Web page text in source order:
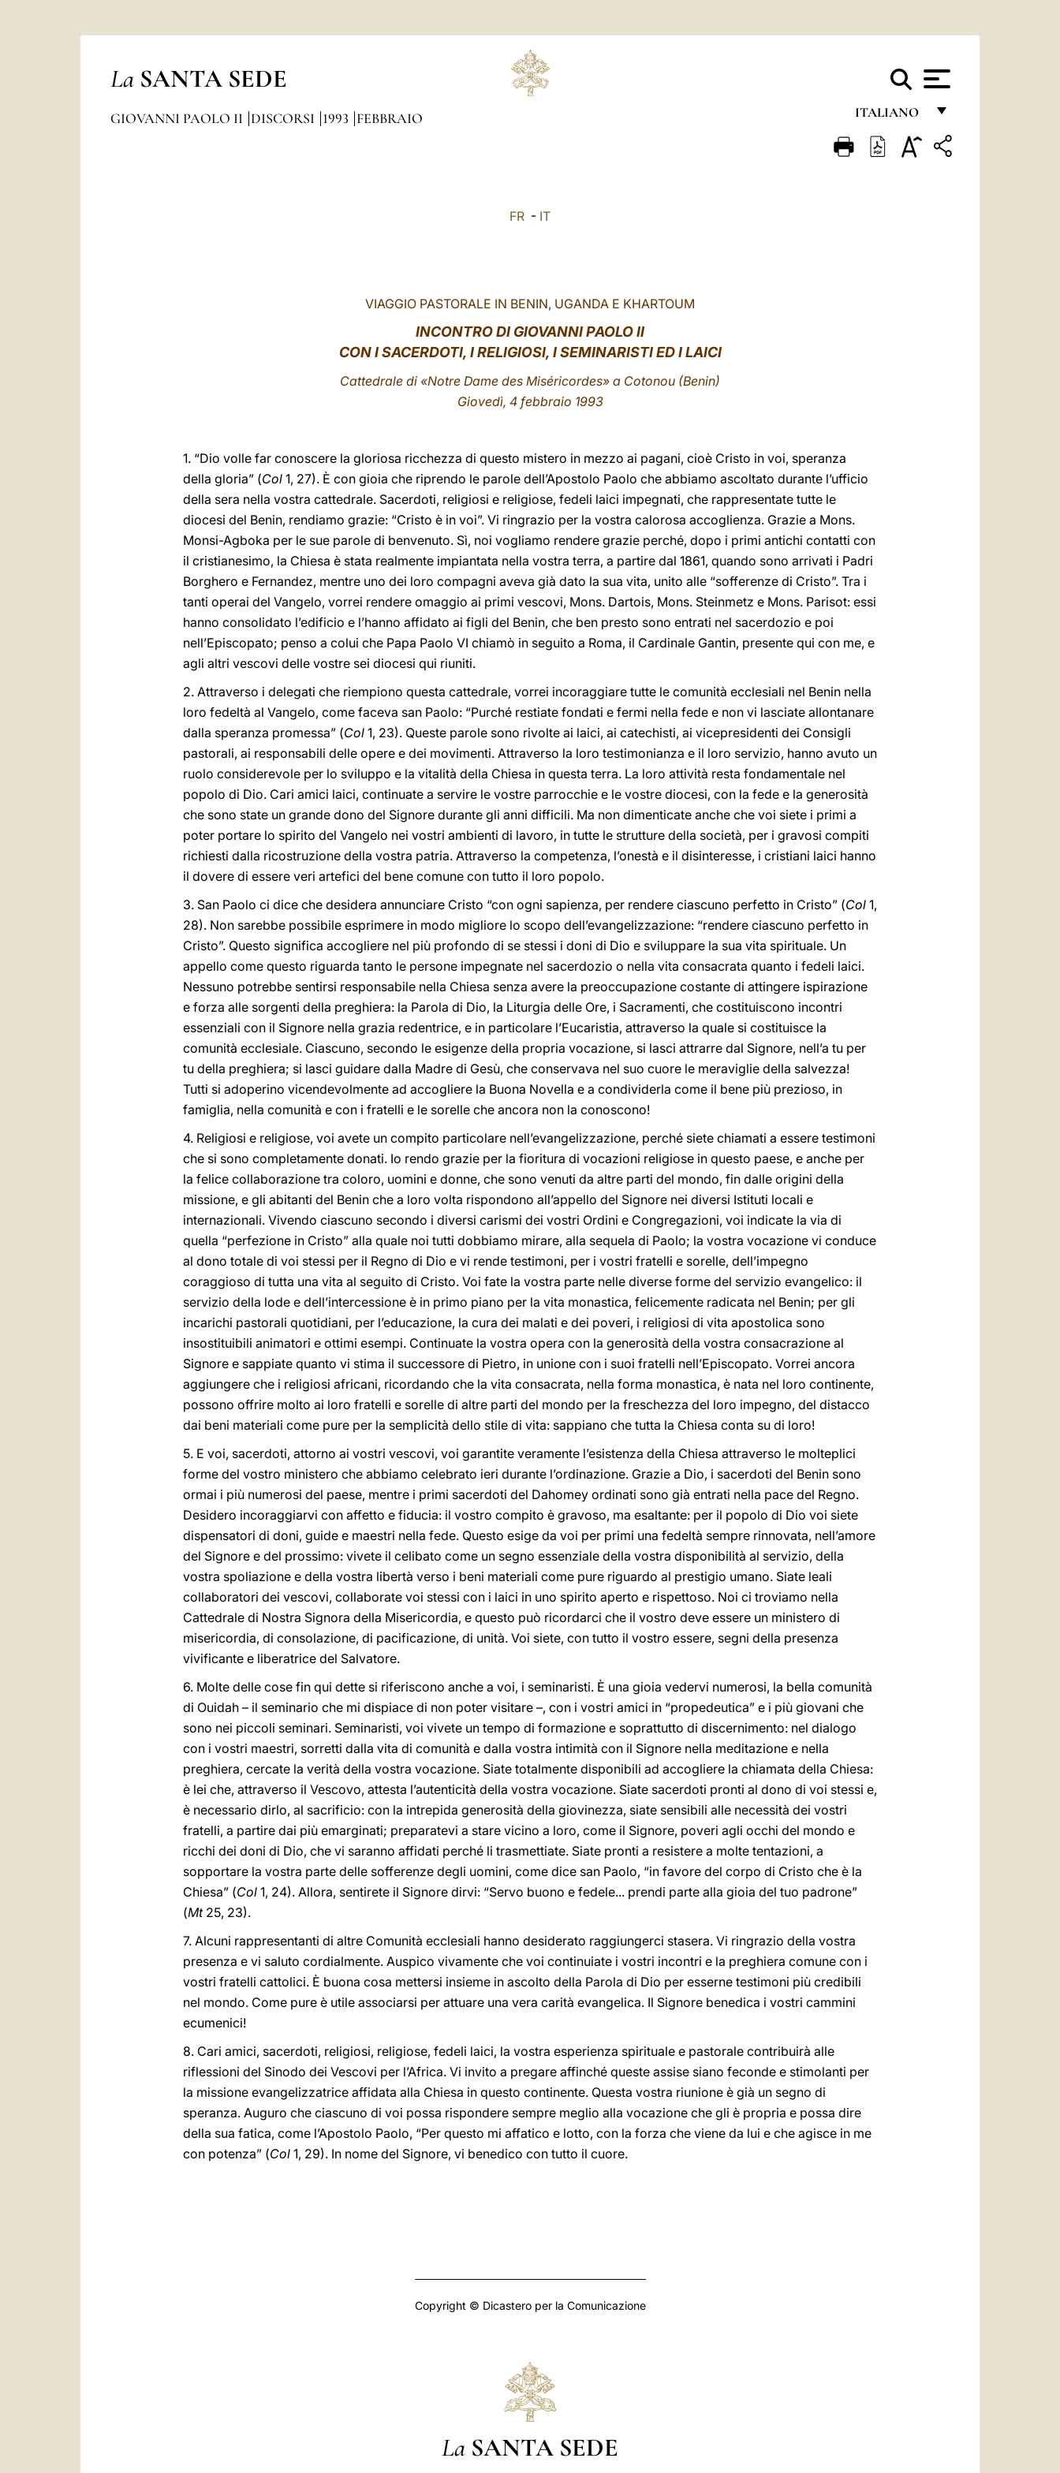
La SANTA SEDE
ITALIANO
FRANÇAIS
GIOVANNI PAOLO II DISCORSI 1993 FEBBRAIO
FR - IT
VIAGGIO PASTORALE IN BENIN, UGANDA E KHARTOUM
INCONTRO DI GIOVANNI PAOLO II
CON I SACERDOTI, I RELIGIOSI, I SEMINARISTI ED I LAICI
Cattedrale di «Notre Dame des Miséricordes» a Cotonou (Benin)
Giovedì, 4 febbraio 1993
1. “Dio volle far conoscere la gloriosa ricchezza di questo mistero in mezzo ai pagani, cioè Cristo in voi, speranza
della gloria” (Col 1, 27). È con gioia che riprendo le parole dell’Apostolo Paolo che abbiamo ascoltato durante l’ufficio
della sera nella vostra cattedrale. Sacerdoti, religiosi e religiose, fedeli laici impegnati, che rappresentate tutte le
diocesi del Benin, rendiamo grazie: “Cristo è in voi”. Vi ringrazio per la vostra calorosa accoglienza. Grazie a Mons.
Monsi-Agboka per le sue parole di benvenuto. Sì, noi vogliamo rendere grazie perché, dopo i primi antichi contatti con
il cristianesimo, la Chiesa è stata realmente impiantata nella vostra terra, a partire dal 1861, quando sono arrivati i Padri
Borghero e Fernandez, mentre uno dei loro compagni aveva già dato la sua vita, unito alle “sofferenze di Cristo”. Tra i
tanti operai del Vangelo, vorrei rendere omaggio ai primi vescovi, Mons. Dartois, Mons. Steinmetz e Mons. Parisot: essi
hanno consolidato l’edificio e l’hanno affidato ai figli del Benin, che ben presto sono entrati nel sacerdozio e poi
nell’Episcopato; penso a colui che Papa Paolo VI chiamò in seguito a Roma, il Cardinale Gantin, presente qui con me, e
agli altri vescovi delle vostre sei diocesi qui riuniti.
2. Attraverso i delegati che riempiono questa cattedrale, vorrei incoraggiare tutte le comunità ecclesiali nel Benin nella
loro fedeltà al Vangelo, come faceva san Paolo: “Purché restiate fondati e fermi nella fede e non vi lasciate allontanare
dalla speranza promessa” (Col 1, 23). Queste parole sono rivolte ai laici, ai catechisti, ai vicepresidenti dei Consigli
pastorali, ai responsabili delle opere e dei movimenti. Attraverso la loro testimonianza e il loro servizio, hanno avuto un
ruolo considerevole per lo sviluppo e la vitalità della Chiesa in questa terra. La loro attività resta fondamentale nel
popolo di Dio. Cari amici laici, continuate a servire le vostre parrocchie e le vostre diocesi, con la fede e la generosità
che sono state un grande dono del Signore durante gli anni difficili. Ma non dimenticate anche che voi siete i primi a
poter portare lo spirito del Vangelo nei vostri ambienti di lavoro, in tutte le strutture della società, per i gravosi compiti
richiesti dalla ricostruzione della vostra patria. Attraverso la competenza, l’onestà e il disinteresse, i cristiani laici hanno
il dovere di essere veri artefici del bene comune con tutto il loro popolo.
3. San Paolo ci dice che desidera annunciare Cristo “con ogni sapienza, per rendere ciascuno perfetto in Cristo” (Col 1,
28). Non sarebbe possibile esprimere in modo migliore lo scopo dell’evangelizzazione: “rendere ciascuno perfetto in
Cristo”. Questo significa accogliere nel più profondo di se stessi i doni di Dio e sviluppare la sua vita spirituale. Un
appello come questo riguarda tanto le persone impegnate nel sacerdozio o nella vita consacrata quanto i fedeli laici.
Nessuno potrebbe sentirsi responsabile nella Chiesa senza avere la preoccupazione costante di attingere ispirazione
e forza alle sorgenti della preghiera: la Parola di Dio, la Liturgia delle Ore, i Sacramenti, che costituiscono incontri
essenziali con il Signore nella grazia redentrice, e in particolare l’Eucaristia, attraverso la quale si costituisce la
comunità ecclesiale. Ciascuno, secondo le esigenze della propria vocazione, si lasci attrarre dal Signore, nell’a tu per
tu della preghiera; si lasci guidare dalla Madre di Gesù, che conservava nel suo cuore le meraviglie della salvezza!
Tutti si adoperino vicendevolmente ad accogliere la Buona Novella e a condividerla come il bene più prezioso, in
famiglia, nella comunità e con i fratelli e le sorelle che ancora non la conoscono!
4. Religiosi e religiose, voi avete un compito particolare nell’evangelizzazione, perché siete chiamati a essere testimoni
che si sono completamente donati. Io rendo grazie per la fioritura di vocazioni religiose in questo paese, e anche per
la felice collaborazione tra coloro, uomini e donne, che sono venuti da altre parti del mondo, fin dalle origini della
missione, e gli abitanti del Benin che a loro volta rispondono all’appello del Signore nei diversi Istituti locali e
internazionali. Vivendo ciascuno secondo i diversi carismi dei vostri Ordini e Congregazioni, voi indicate la via di
quella “perfezione in Cristo” alla quale noi tutti dobbiamo mirare, alla sequela di Paolo; la vostra vocazione vi conduce
al dono totale di voi stessi per il Regno di Dio e vi rende testimoni, per i vostri fratelli e sorelle, dell’impegno
coraggioso di tutta una vita al seguito di Cristo. Voi fate la vostra parte nelle diverse forme del servizio evangelico: il
servizio della lode e dell’intercessione è in primo piano per la vita monastica, felicemente radicata nel Benin; per gli
incarichi pastorali quotidiani, per l’educazione, la cura dei malati e dei poveri, i religiosi di vita apostolica sono
insostituibili animatori e ottimi esempi. Continuate la vostra opera con la generosità della vostra consacrazione al
Signore e sappiate quanto vi stima il successore di Pietro, in unione con i suoi fratelli nell’Episcopato. Vorrei ancora
aggiungere che i religiosi africani, ricordando che la vita consacrata, nella forma monastica, è nata nel loro continente,
possono offrire molto ai loro fratelli e sorelle di altre parti del mondo per la freschezza del loro impegno, del distacco
dai beni materiali come pure per la semplicità dello stile di vita: sappiano che tutta la Chiesa conta su di loro!
5. E voi, sacerdoti, attorno ai vostri vescovi, voi garantite veramente l’esistenza della Chiesa attraverso le molteplici
forme del vostro ministero che abbiamo celebrato ieri durante l’ordinazione. Grazie a Dio, i sacerdoti del Benin sono
ormai i più numerosi del paese, mentre i primi sacerdoti del Dahomey ordinati sono già entrati nella pace del Regno.
Desidero incoraggiarvi con affetto e fiducia: il vostro compito è gravoso, ma esaltante: per il popolo di Dio voi siete
dispensatori di doni, guide e maestri nella fede. Questo esige da voi per primi una fedeltà sempre rinnovata, nell’amore
del Signore e del prossimo: vivete il celibato come un segno essenziale della vostra disponibilità al servizio, della
vostra spoliazione e della vostra libertà verso i beni materiali come pure riguardo al prestigio umano. Siate leali
collaboratori dei vescovi, collaborate voi stessi con i laici in uno spirito aperto e rispettoso. Noi ci troviamo nella
Cattedrale di Nostra Signora della Misericordia, e questo può ricordarci che il vostro deve essere un ministero di
misericordia, di consolazione, di pacificazione, di unità. Voi siete, con tutto il vostro essere, segni della presenza
vivificante e liberatrice del Salvatore.
6. Molte delle cose fin qui dette si riferiscono anche a voi, i seminaristi. È una gioia vedervi numerosi, la bella comunità
di Ouidah – il seminario che mi dispiace di non poter visitare –, con i vostri amici in “propedeutica” e i più giovani che
sono nei piccoli seminari. Seminaristi, voi vivete un tempo di formazione e soprattutto di discernimento: nel dialogo
con i vostri maestri, sorretti dalla vita di comunità e dalla vostra intimità con il Signore nella meditazione e nella
preghiera, cercate la verità della vostra vocazione. Siate totalmente disponibili ad accogliere la chiamata della Chiesa:
è lei che, attraverso il Vescovo, attesta l’autenticità della vostra vocazione. Siate sacerdoti pronti al dono di voi stessi e,
è necessario dirlo, al sacrificio: con la intrepida generosità della giovinezza, siate sensibili alle necessità dei vostri
fratelli, a partire dai più emarginati; preparatevi a stare vicino a loro, come il Signore, poveri agli occhi del mondo e
ricchi dei doni di Dio, che vi saranno affidati perché li trasmettiate. Siate pronti a resistere a molte tentazioni, a
sopportare la vostra parte delle sofferenze degli uomini, come dice san Paolo, “in favore del corpo di Cristo che è la
Chiesa” (Col 1, 24). Allora, sentirete il Signore dirvi: “Servo buono e fedele... prendi parte alla gioia del tuo padrone”
(Mt25, 23).
7. Alcuni rappresentanti di altre Comunità ecclesiali hanno desiderato raggiungerci stasera. Vi ringrazio della vostra
presenza e vi saluto cordialmente. Auspico vivamente che voi continuiate i vostri incontri e la preghiera comune con i
vostri fratelli cattolici. È buona cosa mettersi insieme in ascolto della Parola di Dio per esserne testimoni più credibili
nel mondo. Come pure è utile associarsi per attuare una vera carità evangelica. Il Signore benedica i vostri cammini
ecumenici!
8. Cari amici, sacerdoti, religiosi, religiose, fedeli laici, la vostra esperienza spirituale e pastorale contribuirà alle
riflessioni del Sinodo dei Vescovi per l’Africa. Vi invito a pregare affinché queste assise siano feconde e stimolanti per
la missione evangelizzatrice affidata alla Chiesa in questo continente. Questa vostra riunione è già un segno di
speranza. Auguro che ciascuno di voi possa rispondere sempre meglio alla vocazione che gli è propria e possa dire
della sua fatica, come l’Apostolo Paolo, “Per questo mi affatico e lotto, con la forza che viene da lui e che agisce in me
con potenza” (Col 1, 29). In nome del Signore, vi benedico con tutto il cuore.
Copyright © Dicastero per la Comunicazione
La SANTA SEDE